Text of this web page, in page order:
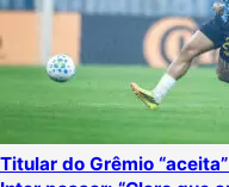
Titular do Grêmio